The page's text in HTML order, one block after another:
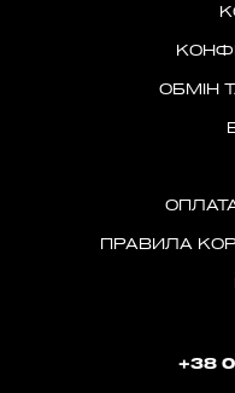
ОБМІН
ПРАВИЛА
+38